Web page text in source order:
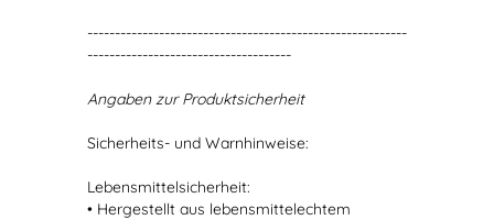
----------------------------------------------------------
-------------------------------------
Angaben zur Produktsicherheit
Sicherheits- und Warnhinweise:
Lebensmittelsicherheit:
• Hergestellt aus lebensmittelechtem